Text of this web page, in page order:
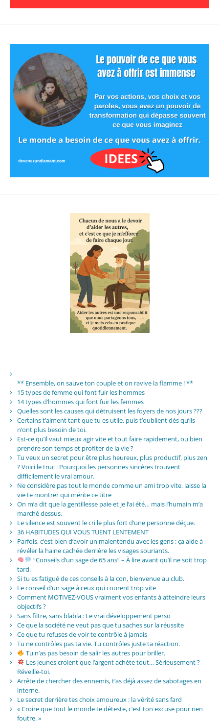
** Ensemble, on sauve ton couple et on ravive la flamme ! **
15 types de femme qui font fuir les hommes
14 types d’hommes qui font fuir les femmes
Quelles sont les causes qui détruisent les foyers de nos jours ???
Certains t’aiment tant que tu es utile, puis t’oublient dès qu’ils
n’ont plus besoin de toi.
Est-ce qu’il vaut mieux agir vite et tout faire rapidement, ou bien
prendre son temps et profiter de la vie ?
Tu veux un secret pour être plus heureux, plus productif, plus zen
? Voici le truc : Pourquoi les personnes sincères trouvent
difficilement le vrai amour.
Ne considère pas tout le monde comme un ami trop vite, laisse la
vie te montrer qui mérite ce titre
On m’a dit que la gentillesse paie et je l’ai été… mais l’humain m’a
marché dessus.
Le silence est souvent le cri le plus fort d’une personne déçue.
36 HABITUDES QUI VOUS TUENT LENTEMENT
Parfois, c’est bien d’avoir un malentendu avec les gens : ça aide à
révéler la haine cachée derrière les visages souriants.
“Conseils d’un sage de 65 ans” – À lire avant qu’il ne soit trop
tard.
Si tu es fatigué de ces conseils à la con, bienvenue au club.
Le conseil d’un sage à ceux qui courent trop vite
Comment MOTIVEZ-VOUS vraiment vos enfants à atteindre leurs
objectifs ?
Sans filtre, sans blabla : Le vrai développement perso
Ce que la société ne veut pas que tu saches sur la réussite
Ce que tu refuses de voir te contrôle à jamais
Tu ne contrôles pas ta vie. Tu contrôles juste ta réaction.
Tu n’as pas besoin de salir les autres pour briller.
Les jeunes croient que l’argent achète tout… Sérieusement ?
Réveille-toi.
Arrête de chercher des ennemis, t’as déjà assez de sabotages en
interne.
Le secret derrière tes choix amoureux : la vérité sans fard
« Croire que tout le monde te déteste, c’est ton excuse pour rien
foutre. »